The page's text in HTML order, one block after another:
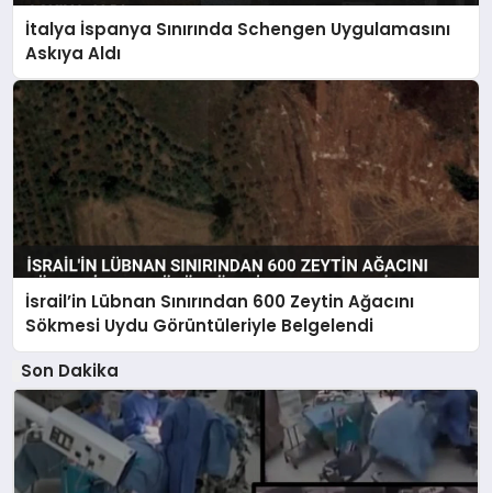
İtalya İspanya Sınırında Schengen Uygulamasını
Askıya Aldı
İsrail’in Lübnan Sınırından 600 Zeytin Ağacını
Sökmesi Uydu Görüntüleriyle Belgelendi
Son Dakika